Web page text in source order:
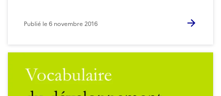
Publié le6 novembre 2016